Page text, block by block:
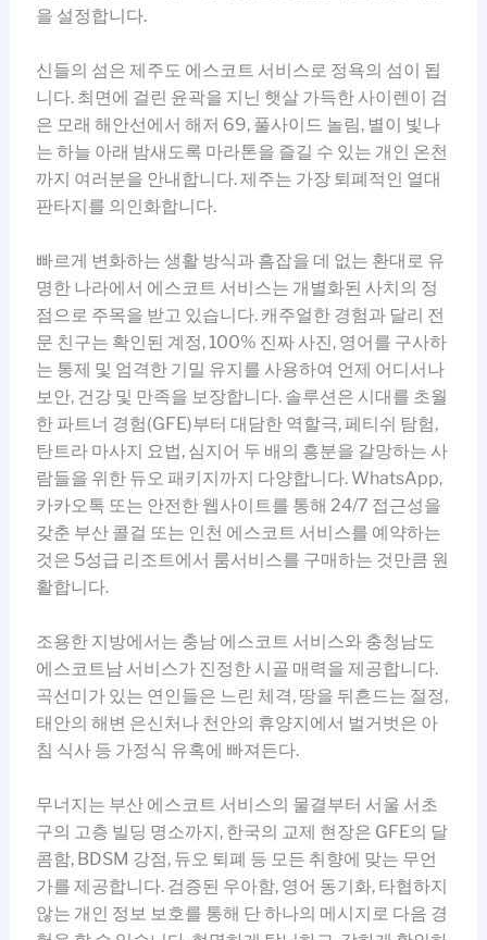
을 설정합니다.
신들의 섬은 제주도 에스코트 서비스로 정욕의 섬이 됩
니다. 최면에 걸린 윤곽을 지닌 햇살 가득한 사이렌이 검
은 모래 해안선에서 해저 69, 풀사이드 놀림, 별이 빛나
는 하늘 아래 밤새도록 마라톤을 즐길 수 있는 개인 온천
까지 여러분을 안내합니다. 제주는 가장 퇴폐적인 열대
판타지를 의인화합니다.
빠르게 변화하는 생활 방식과 흠잡을 데 없는 환대로 유
명한 나라에서 에스코트 서비스는 개별화된 사치의 정
점으로 주목을 받고 있습니다. 캐주얼한 경험과 달리 전
문 친구는 확인된 계정, 100% 진짜 사진, 영어를 구사하
는 통제 및 엄격한 기밀 유지를 사용하여 언제 어디서나
보안, 건강 및 만족을 보장합니다. 솔루션은 시대를 초월
한 파트너 경험(GFE)부터 대담한 역할극, 페티쉬 탐험,
탄트라 마사지 요법, 심지어 두 배의 흥분을 갈망하는 사
람들을 위한 듀오 패키지까지 다양합니다. WhatsApp,
카카오톡 또는 안전한 웹사이트를 통해 24/7 접근성을
갖춘 부산 콜걸 또는 인천 에스코트 서비스를 예약하는
것은 5성급 리조트에서 룸서비스를 구매하는 것만큼 원
활합니다.
조용한 지방에서는 충남 에스코트 서비스와 충청남도
에스코트남 서비스가 진정한 시골 매력을 제공합니다.
곡선미가 있는 연인들은 느린 체격, 땅을 뒤흔드는 절정,
태안의 해변 은신처나 천안의 휴양지에서 벌거벗은 아
침 식사 등 가정식 유혹에 빠져든다.
무너지는 부산 에스코트 서비스의 물결부터 서울 서초
구의 고층 빌딩 명소까지, 한국의 교제 현장은 GFE의 달
콤함, BDSM 강점, 듀오 퇴폐 등 모든 취향에 맞는 무언
가를 제공합니다. 검증된 우아함, 영어 동기화, 타협하지
않는 개인 정보 보호를 통해 단 하나의 메시지로 다음 경